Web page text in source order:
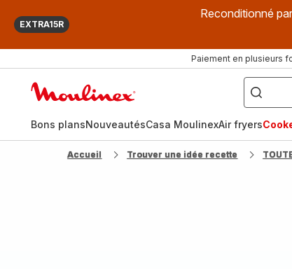
EXTRA15R
Reconditionné
Paiement en plusieurs
["Que
recherchez-
vous
?",
fryer",
"Companion"]
Bons plansNouveautésCasa MoulinexAir fryers
Accueil Trouver une idée recette